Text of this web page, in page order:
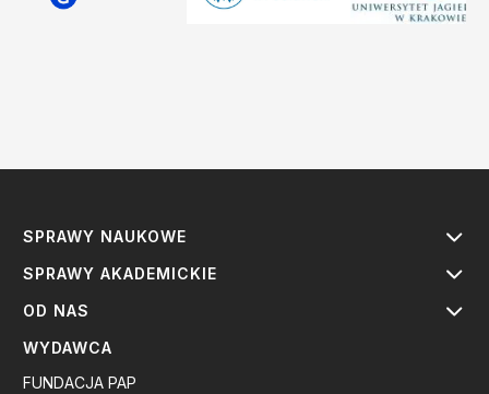
SPRAWY NAUKOWE
SPRAWY AKADEMICKIE
OD NAS
WYDAWCA
FUNDACJA PAP